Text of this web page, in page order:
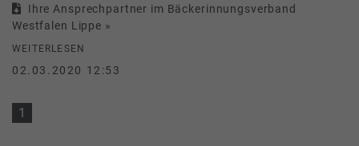
Ihre Ansprechpartner im Bäckerinnungsverband
Westfalen Lippe »
WEITERLESEN
02.03.2020 12:53
1